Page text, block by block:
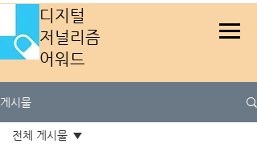
​디지털
저널리즘
어워드
게시물
전체 게시물